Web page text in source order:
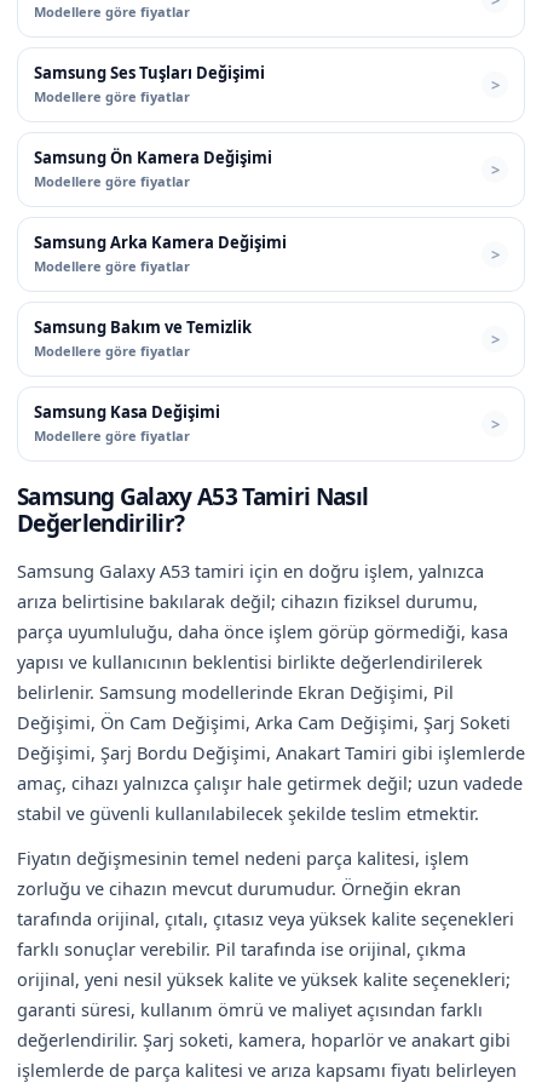
Modellere göre fiyatlar
Samsung Ses Tuşları Değişimi
Modellere göre fiyatlar
Samsung Ön Kamera Değişimi
Modellere göre fiyatlar
Samsung Arka Kamera Değişimi
Modellere göre fiyatlar
Samsung Bakım ve Temizlik
Modellere göre fiyatlar
Samsung Kasa Değişimi
Modellere göre fiyatlar
Samsung Galaxy A53 Tamiri Nasıl
Değerlendirilir?
Samsung Galaxy A53 tamiri için en doğru işlem, yalnızca
arıza belirtisine bakılarak değil; cihazın fiziksel durumu,
parça uyumluluğu, daha önce işlem görüp görmediği, kasa
yapısı ve kullanıcının beklentisi birlikte değerlendirilerek
belirlenir. Samsung modellerinde Ekran Değişimi, Pil
Değişimi, Ön Cam Değişimi, Arka Cam Değişimi, Şarj Soketi
Değişimi, Şarj Bordu Değişimi, Anakart Tamiri gibi işlemlerde
amaç, cihazı yalnızca çalışır hale getirmek değil; uzun vadede
stabil ve güvenli kullanılabilecek şekilde teslim etmektir.
Fiyatın değişmesinin temel nedeni parça kalitesi, işlem
zorluğu ve cihazın mevcut durumudur. Örneğin ekran
tarafında orijinal, çıtalı, çıtasız veya yüksek kalite seçenekleri
farklı sonuçlar verebilir. Pil tarafında ise orijinal, çıkma
orijinal, yeni nesil yüksek kalite ve yüksek kalite seçenekleri;
garanti süresi, kullanım ömrü ve maliyet açısından farklı
değerlendirilir. Şarj soketi, kamera, hoparlör ve anakart gibi
işlemlerde de parça kalitesi ve arıza kapsamı fiyatı belirleyen